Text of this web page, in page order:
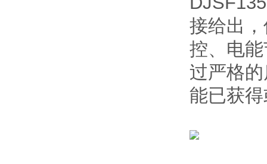
接给出
控、电
过严格
能已获